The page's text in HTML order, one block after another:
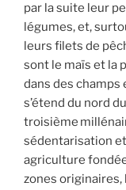
par la suite leur
légumes, et,
leurs filets de
sont le maïs et la
dans des champs
s’étend du nord
troisième
sédentarisation
agriculture
zones